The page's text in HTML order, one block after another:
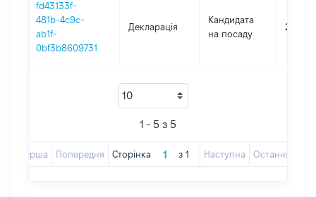
fd43133f-
481b-4c9c-
ab1f-
0bf3b8609731
Декларація
Кандидата
на посаду
2020
1 - 5 з 5
Перша Попередня Сторінка з 1 Наступна Остання